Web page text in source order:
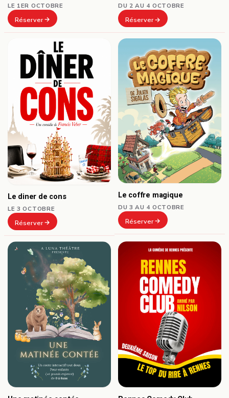
LE 1ER OCTOBRE
Réserver
DU 2 AU 4 OCTOBRE
Réserver
Le diner de cons
LE 3 OCTOBRE
Réserver
Le coffre magique
DU 3 AU 4 OCTOBRE
Réserver